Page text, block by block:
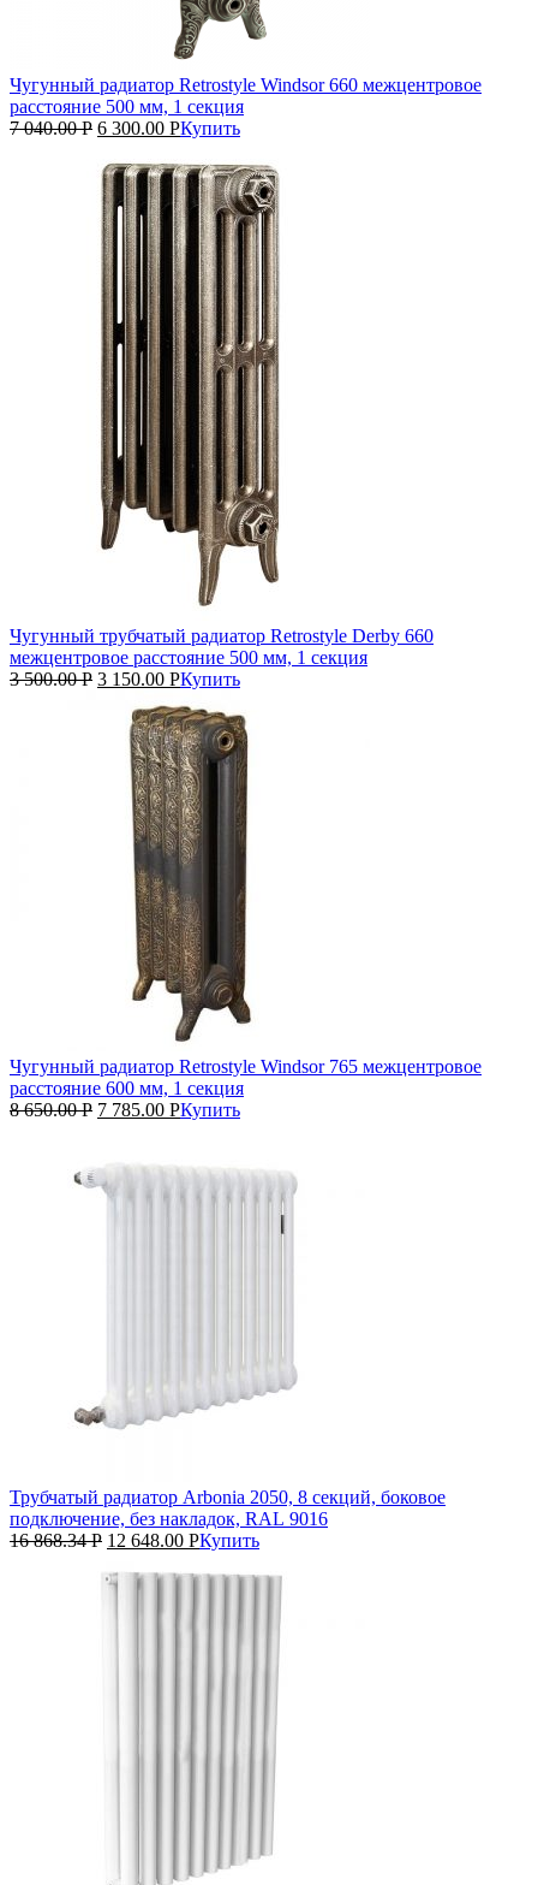
Чугунный радиатор Retrostyle Windsor 660 межцентровое
расстояние 500 мм, 1 секция
7 040.00Р 6 300.00 РКупить
Чугунный трубчатый радиатор Retrostyle Derby 660
межцентровое расстояние 500 мм, 1 секция
3 500.00Р 3 150.00 РКупить
Чугунный радиатор Retrostyle Windsor 765 межцентровое
расстояние 600 мм, 1 секция
8 650.00Р 7 785.00 РКупить
Трубчатый радиатор Arbonia 2050, 8 секций, боковое
подключение, без накладок, RAL 9016
16 868.34Р 12 648.00 РКупить